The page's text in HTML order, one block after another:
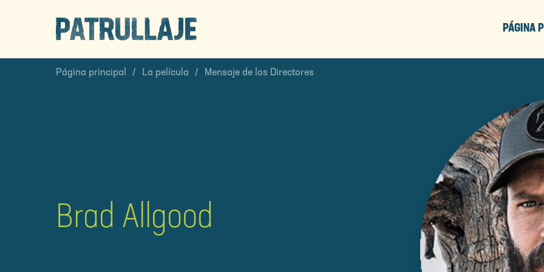
PATROL
PÁGINA
Página principal La película Mensaje de los Directores
Brad Allgood